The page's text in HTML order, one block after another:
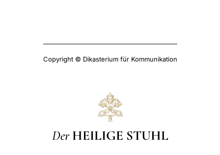
Copyright © Dikasterium für Kommunikation
Der HEILIGE STUHL